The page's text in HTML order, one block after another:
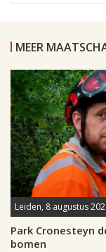
MEER
Leiden, 8 augustus
Park Cronesteyn
bomen